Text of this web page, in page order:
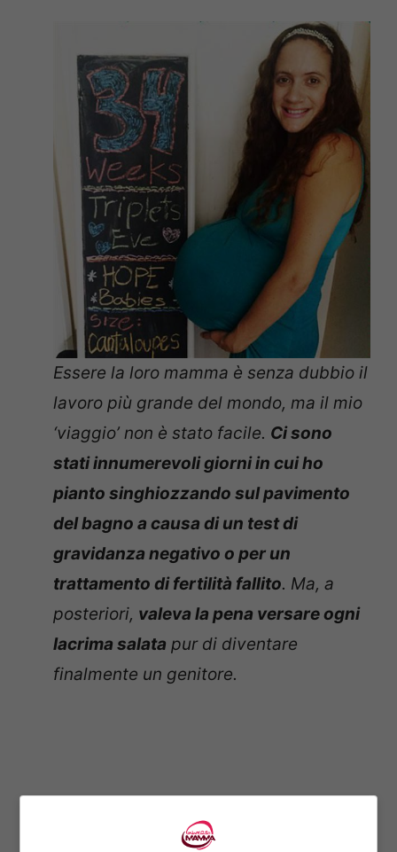
Essere la loro mamma è senza dubbio il
lavoro più grande del mondo, ma il mio
‘viaggio’ non è stato facile. Ci sono
stati innumerevoli giorni in cui ho
pianto singhiozzando sul pavimento
del bagno a causa di un test di
gravidanza negativo o per un
trattamento di fertilità fallito. Ma, a
posteriori, valeva la pena versare ogni
lacrima salata pur di diventare
finalmente un genitore.